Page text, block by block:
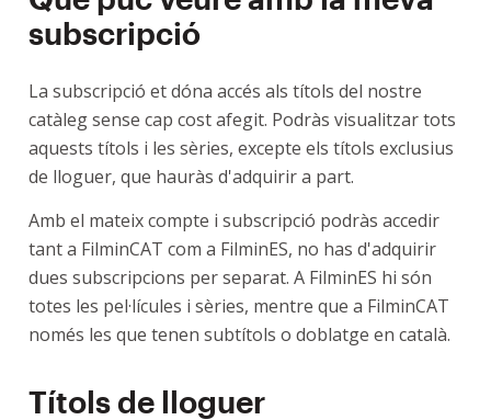
subscripció
La subscripció et dóna accés als títols del nostre
catàleg sense cap cost afegit. Podràs visualitzar tots
aquests títols i les sèries, excepte els títols exclusius
de lloguer, que hauràs d'adquirir a part.
Amb el mateix compte i subscripció podràs accedir
tant a FilminCAT com a FilminES, no has d'adquirir
dues subscripcions per separat. A FilminES hi són
totes les pel·lícules i sèries, mentre que a FilminCAT
només les que tenen subtítols o doblatge en català.
Títols de lloguer